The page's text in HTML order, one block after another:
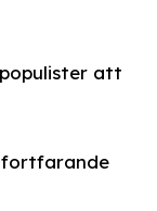
att
fortfarande